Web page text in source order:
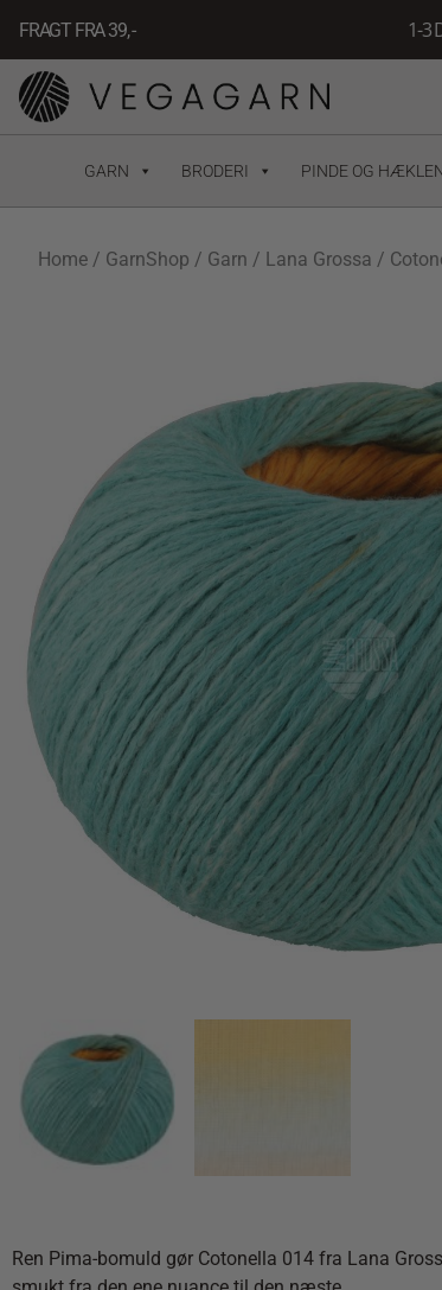
indholdet
FRAGT FRA 39, - 1-3
GARN BRODERI PINDE OG
Home / GarnShop / Garn / Lana Grossa /
Ren Pima-bomuld gør Cotonella 014 fra Lana